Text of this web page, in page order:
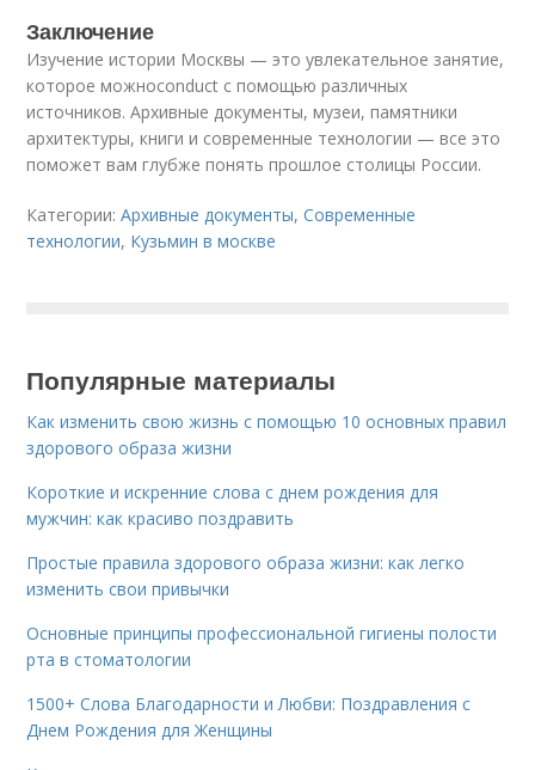
Заключение
Изучение истории Москвы — это увлекательное занятие,
которое можноconduct с помощью различных
источников. Архивные документы, музеи, памятники
архитектуры, книги и современные технологии — все это
поможет вам глубже понять прошлое столицы России.
Категории:Архивные документы,Современные
технологии, Кузьмин в москве
Популярные материалы
Как изменить свою жизнь с помощью 10 основных правил
здорового образа жизни
Короткие и искренние слова с днем рождения для
мужчин: как красиво поздравить
Простые правила здорового образа жизни: как легко
изменить свои привычки
Основные принципы профессиональной гигиены полости
рта в стоматологии
1500+ Слова Благодарности и Любви: Поздравления с
Днем Рождения для Женщины